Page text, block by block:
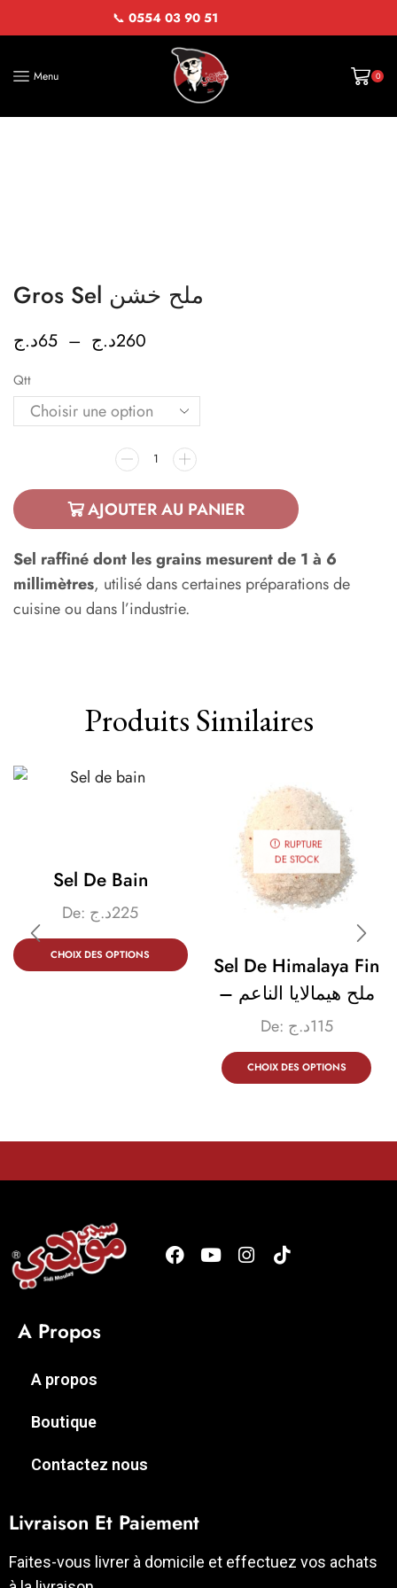
📞 0554 03 90 51
Menu 0
Gros Sel ملح خشن
65د.ج – 260د.ج
Qtt
AJOUTER AU PANIER
Sel raffiné dont les grains mesurent de 1 à 6
millimètres, utilisé dans certaines préparations de
cuisine ou dans l’industrie.
Produits Similaires
Sel De Bain
De: 225د.ج
CHOIX DES OPTIONS
RUPTURE
DE STOCK
Sel De Himalaya Fin
– ملح هيمالايا الناعم
De: 115د.ج
CHOIX DES OPTIONS
A Propos
A propos
Boutique
Contactez nous
Livraison Et Paiement
Faites-vous livrer à domicile et effectuez vos achats